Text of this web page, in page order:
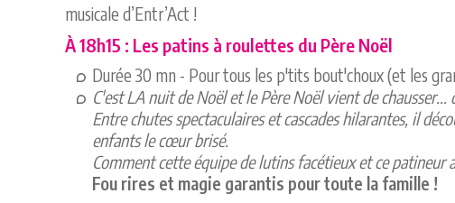
musicale d’Entr’Act !
À 18h15 : Les patins à roulettes du Père Noël
Durée 30 mn - Pour tous les p'tits bout'choux (et les
C'est LA nuit de Noël et le Père Noël vient de chausser...
Entre chutes spectaculaires et cascades hilarantes, il
enfants le cœur brisé.
Comment cette équipe de lutins facétieux et ce
Fou rires et magie garantis pour toute la famille !